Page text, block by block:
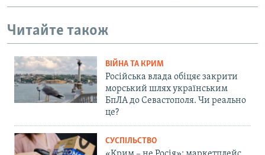
Читайте також
ВІЙНА ТА КРИМ
Російська влада обіцяє закрити
морський шлях українським
БпЛА до Севастополя. Чи реально
це?
СУСПІЛЬСТВО